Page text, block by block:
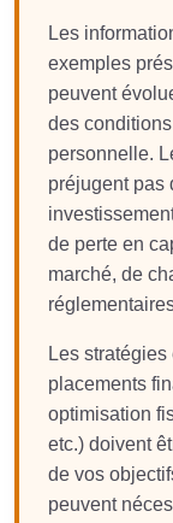
Les
exemples
peuvent
des
personnelle.
préjugent pas
de perte en
marché, de
Les
placements
optimisation
etc.) doivent
de vos
peuvent